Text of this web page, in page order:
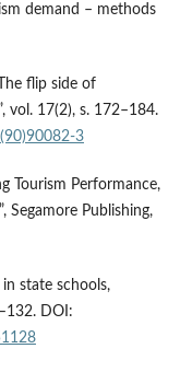
demand – methods
flip side of
vol. 17(2), s. 172–184.
3
Tourism Performance,
Segamore Publishing,
state schools,
DOI: